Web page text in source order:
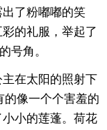
了粉嘟嘟的笑
的礼服，举起了
号角。
在太阳的照射下
的像一个个害羞的
小的莲蓬。荷花